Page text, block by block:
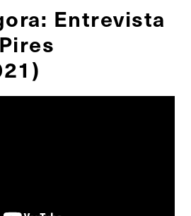
Entrevista